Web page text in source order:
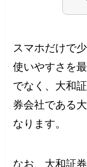
スマホだけで
使いやすさを
でなく、大和
券会社である
なります。
なお、大和証